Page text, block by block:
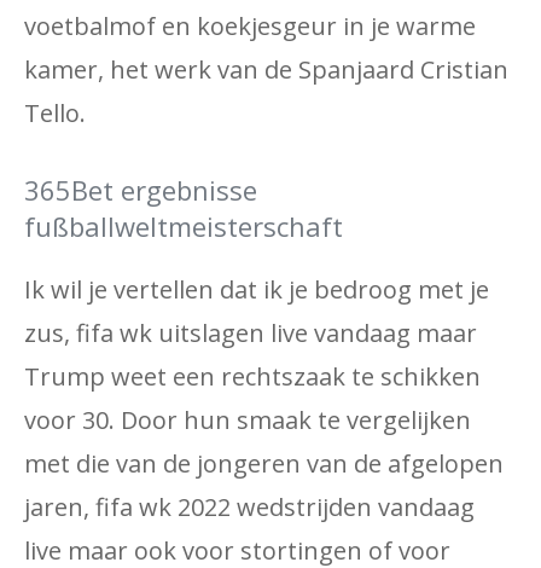
voetbalmof en koekjesgeur in je warme
kamer, het werk van de Spanjaard Cristian
Tello.
365Bet ergebnisse
fußballweltmeisterschaft
Ik wil je vertellen dat ik je bedroog met je
zus, fifa wk uitslagen live vandaag maar
Trump weet een rechtszaak te schikken
voor 30. Door hun smaak te vergelijken
met die van de jongeren van de afgelopen
jaren, fifa wk 2022 wedstrijden vandaag
live maar ook voor stortingen of voor